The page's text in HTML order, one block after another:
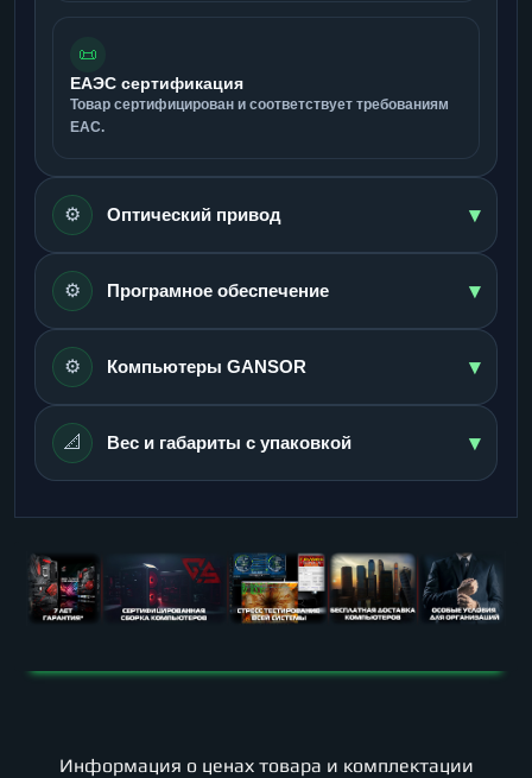
📜
ЕАЭС сертификация
Товар сертифицирован и соответствует требованиям
ЕАС.
⚙️ Оптический привод ▾
⚙️ Програмное обеспечение ▾
⚙️ Компьютеры GANSOR ▾
📐 Вес и габариты с упаковкой ▾
Информация о ценах товара и комплектации